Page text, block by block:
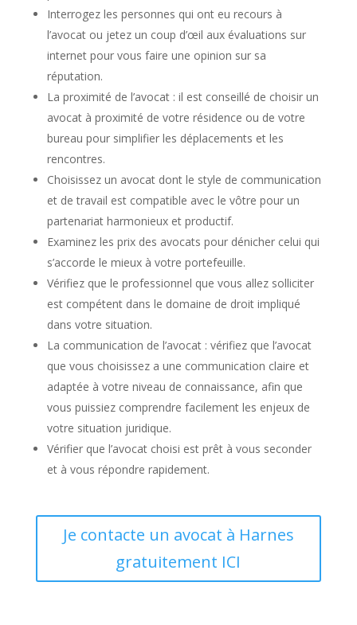
Interrogez les personnes qui ont eu recours à
l’avocat ou jetez un coup d’œil aux évaluations sur
internet pour vous faire une opinion sur sa
réputation.
La proximité de l’avocat : il est conseillé de choisir un
avocat à proximité de votre résidence ou de votre
bureau pour simplifier les déplacements et les
rencontres.
Choisissez un avocat dont le style de communication
et de travail est compatible avec le vôtre pour un
partenariat harmonieux et productif.
Examinez les prix des avocats pour dénicher celui qui
s’accorde le mieux à votre portefeuille.
Vérifiez que le professionnel que vous allez solliciter
est compétent dans le domaine de droit impliqué
dans votre situation.
La communication de l’avocat : vérifiez que l’avocat
que vous choisissez a une communication claire et
adaptée à votre niveau de connaissance, afin que
vous puissiez comprendre facilement les enjeux de
votre situation juridique.
Vérifier que l’avocat choisi est prêt à vous seconder
et à vous répondre rapidement.
Je contacte un avocat à Harnes
gratuitement ICI